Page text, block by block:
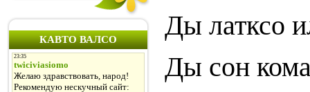
КАВТО ВАЛСО
Ды латксо
Ды сон